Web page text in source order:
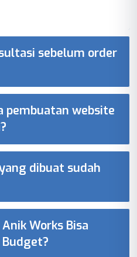
sebelum order
pembuatan website
dibuat sudah
Works Bisa